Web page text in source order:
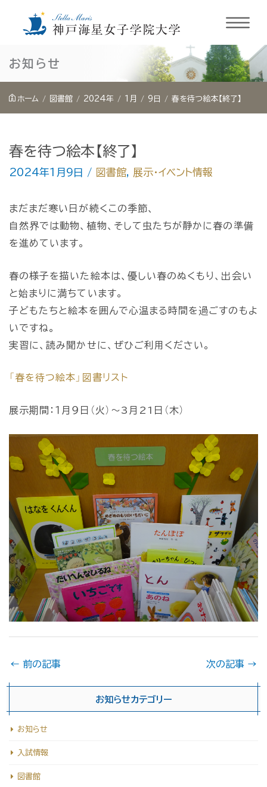
お知らせ
ホーム 図書館 2024年 1月 9日 春を待つ絵本【終了】
春を待つ絵本【終了】
2024年1月9日 / 図書館, 展示・イベント情報
まだまだ寒い日が続くこの季節、
自然界では動物、植物、そして虫たちが静かに春の準備
を進めています。
春の様子を描いた絵本は、優しい春のぬくもり、出会い
と始まりに満ちています。
子どもたちと絵本を囲んで心温まる時間を過ごすのもよ
いですね。
実習に、読み聞かせに、ぜひご利用ください。
「春を待つ絵本」図書リスト
展示期間：１月９日（火）～3月21日（木）
← 前の記事 次の記事 →
お知らせカテゴリー
お知らせ
入試情報
図書館